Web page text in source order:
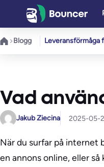
innehåll
Blogg Leveransförmåga
Vad
Jakub Ziecina 2025-05-
När du surfar på internet
en annons online, eller